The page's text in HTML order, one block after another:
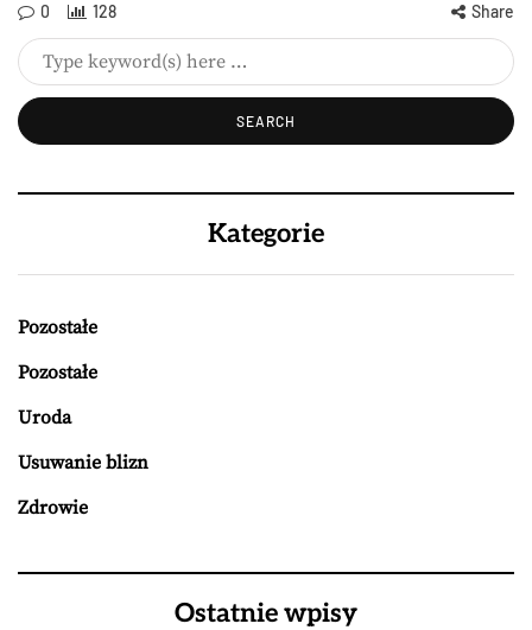
0 128 Share
Kategorie
Pozostałe
Pozostałe
Uroda
Usuwanie blizn
Zdrowie
Ostatnie wpisy